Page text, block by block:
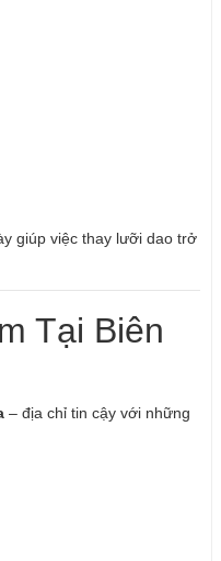
giúp việc thay lưỡi dao trở
Tại Biên
– địa chỉ tin cậy với những